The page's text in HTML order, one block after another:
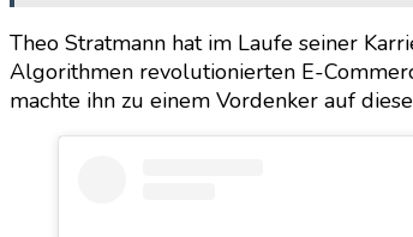
Theo Stratmann hat im Laufe seiner
Algorithmen revolutionierten E-
machte ihn zu einem Vordenker auf